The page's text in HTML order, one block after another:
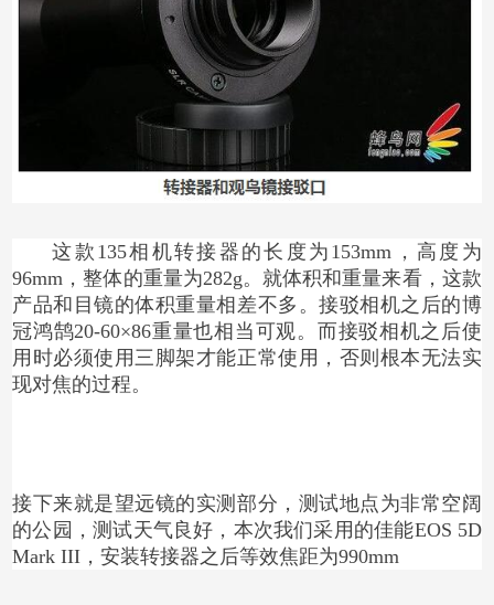
这款135相机转接器的长度为153mm，高度为
96mm，整体的重量为282g。就体积和重量来看，这款
产品和目镜的体积重量相差不多。接驳相机之后的博
冠鸿鹄20-60×86重量也相当可观。而接驳相机之后使
用时必须使用三脚架才能正常使用，否则根本无法实
现对焦的过程。
接下来就是望远镜的实测部分，测试地点为非常空阔
的公园，测试天气良好，本次我们采用的佳能EOS 5D
Mark III，安装转接器之后等效焦距为990mm